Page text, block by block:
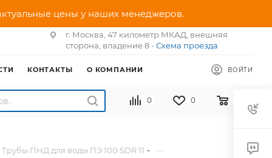
цены у наших менеджеров.
г. Москва, 47 километр МКАД, внешняя
сторона, владение 8 - Схема проезда
ВОЙТИ
КОНТАКТЫ О КОМПАНИИ
0 0
Трубы ПНД для воды ПЭ 100 SDR 11 —